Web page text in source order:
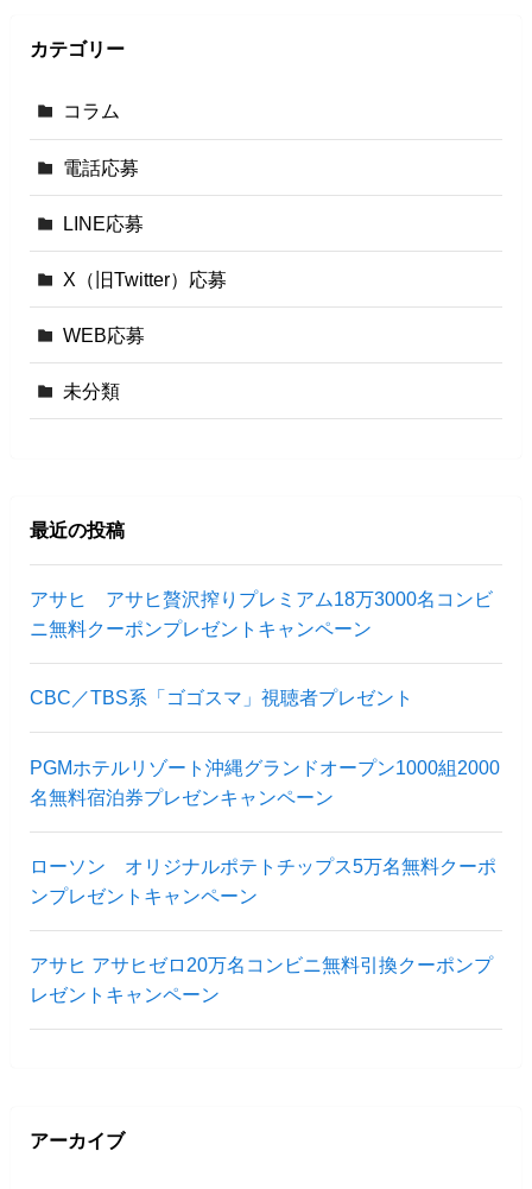
カテゴリー
コラム
電話応募
LINE応募
X（旧Twitter）応募
WEB応募
未分類
最近の投稿
アサヒ アサヒ贅沢搾りプレミアム18万3000名コンビ
ニ無料クーポンプレゼントキャンペーン
CBC／TBS系「ゴゴスマ」視聴者プレゼント
PGMホテルリゾート沖縄グランドオープン1000組2000
名無料宿泊券プレゼンキャンペーン
ローソン オリジナルポテトチップス5万名無料クーポ
ンプレゼントキャンペーン
アサヒ アサヒゼロ20万名コンビニ無料引換クーポンプ
レゼントキャンペーン
アーカイブ